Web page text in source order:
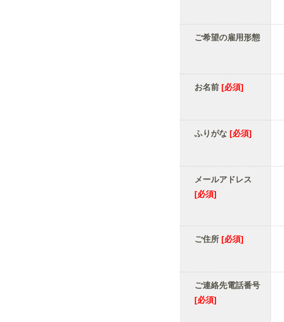
ご希望の雇用形態
お名前 [必須]
ふりがな [必須]
メールアドレス
[必須]
ご住所 [必須]
ご連絡先電話番号
[必須]